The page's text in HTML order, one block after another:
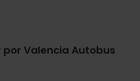
por Valencia Autobus